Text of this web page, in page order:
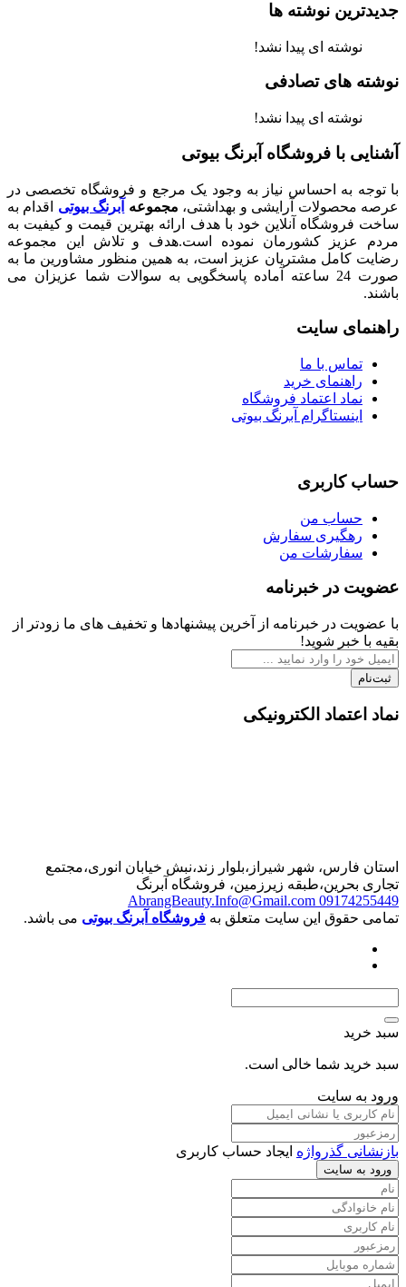
جدیدترین نوشته ها
نوشته ای پیدا نشد!
نوشته های تصادفی
نوشته ای پیدا نشد!
آشنایی با فروشگاه آبرنگ بیوتی
با توجه به احساس نیاز به وجود یک مرجع و فروشگاه تخصصی در
عرصه محصولات آرایشی و بهداشتی، مجموعه آبرنگ بیوتی اقدام به
ساخت فروشگاه آنلاین خود با هدف ارائه بهترین قیمت و کیفیت به
مردم عزیز کشورمان نموده است.هدف و تلاش این مجموعه
رضایت کامل مشتریان عزیز است، به همین منظور مشاورین ما به
صورت 24 ساعته آماده پاسخگویی به سوالات شما عزیزان می
باشند.
راهنمای سایت
تماس با ما
راهنمای خرید
نماد اعتماد فروشگاه
اینستاگرام آبرنگ بیوتی
حساب کاربری
حساب من
رهگیری سفارش
سفارشات من
عضویت در خبرنامه
با عضویت در خبرنامه از آخرین پیشنهادها و تخفیف های ما زودتر از
بقیه با خبر شوید!
ثبت‌نام
نماد اعتماد الکترونیکی
استان فارس، شهر شیراز،بلوار زند،نبش خیابان انوری،مجتمع
تجاری بحرین،طبقه زیرزمین، فروشگاه آبرنگ
09174255449
AbrangBeauty.Info@Gmail.com
تمامی حقوق این سایت متعلق به فروشگاه آبرنگ بیوتی می باشد.
سبد خرید
سبد خرید شما خالی است.
ورود به سایت
بازنشانی گذرواژه ایجاد حساب کاربری
ورود به سایت